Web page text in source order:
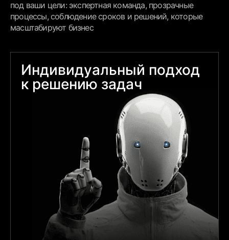
под ваши цели: экспертная команда, прозрачные
процессы, соблюдение сроков и решений, которые
масштабируют бизнес
Индивидуальный подход
к решению задач